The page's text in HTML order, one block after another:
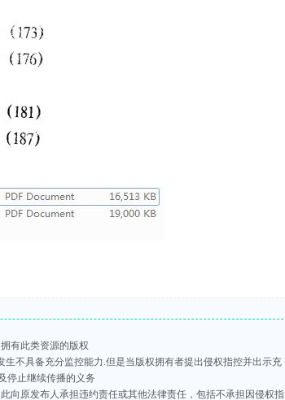
有此类资源的版权
生不具备充分监控能力.但是当版权拥有者提出侵权指控并出示充
停止继续传播的义务
向原发布人承担违约责任或其他法律责任，包括不承担因侵权指